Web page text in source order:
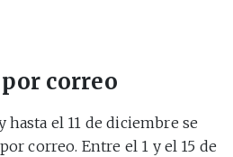
correo
hasta el 11 de diciembre se
correo. Entre el 1 y el 15 de